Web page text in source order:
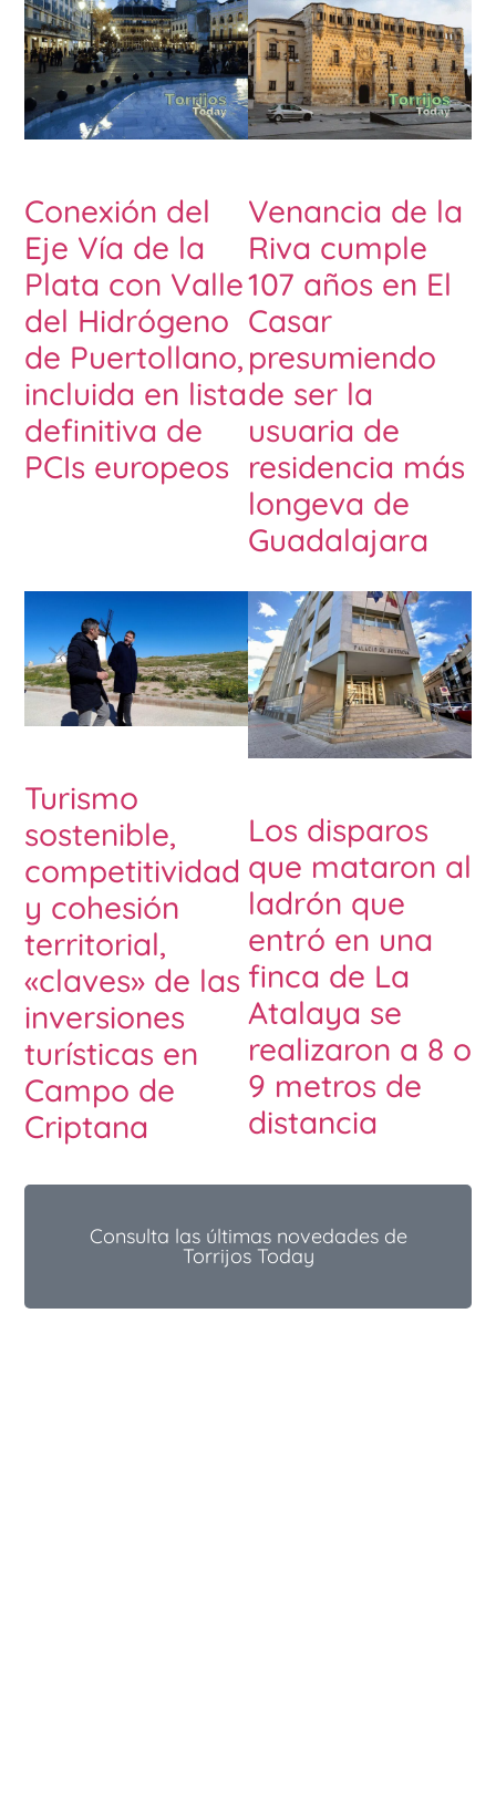
Conexión del
Eje Vía de la
Plata con Valle
del Hidrógeno
de Puertollano,
incluida en lista
definitiva de
PCIs europeos
Venancia de la
Riva cumple
107 años en El
Casar
presumiendo
de ser la
usuaria de
residencia más
longeva de
Guadalajara
Turismo
sostenible,
competitividad
y cohesión
territorial,
«claves» de las
inversiones
turísticas en
Campo de
Criptana
Los disparos
que mataron al
ladrón que
entró en una
finca de La
Atalaya se
realizaron a 8 o
9 metros de
distancia
Consulta las últimas novedades de
Torrijos Today